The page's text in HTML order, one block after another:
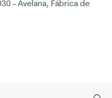
- Avelana, Fábrica de